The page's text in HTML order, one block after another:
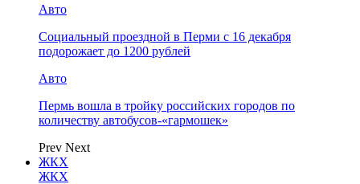
Авто
Социальный проездной в Перми с 16 декабря
подорожает до 1200 рублей
Авто
Пермь вошла в тройку российских городов по
количеству автобусов-«гармошек»
Prev Next
ЖКХ
ЖКХ